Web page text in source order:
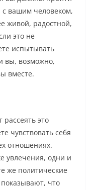
с вашим человеком,
живой, радостной,
это не
испытывать
вы, возможно,
вместе.
это
чувствовать себя
отношениях.
увлечения, одни и
же политические
что